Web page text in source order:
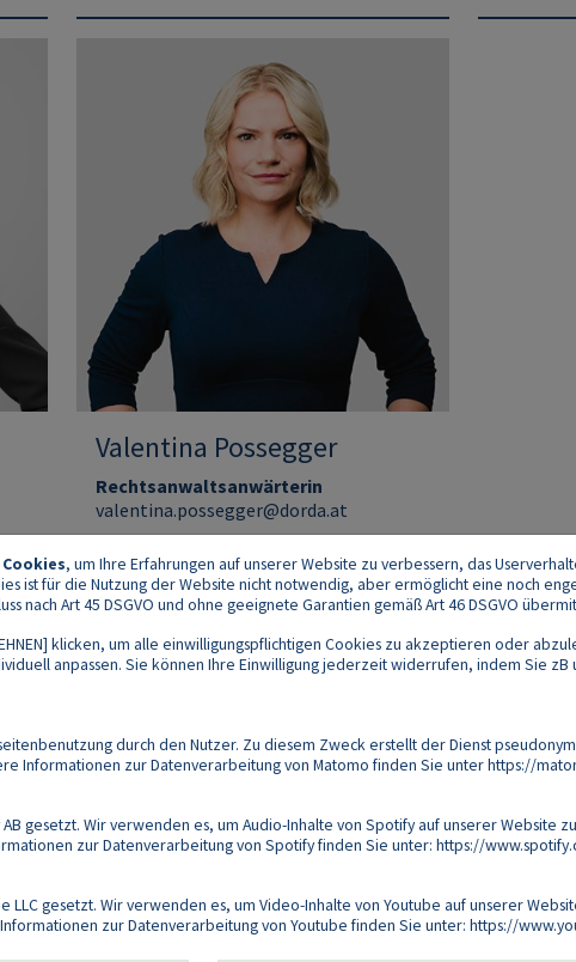
Valentina Possegger
Rechtsanwaltsanwärterin
valentina.possegger@dorda.at
Cookies, um Ihre Erfahrungen auf unserer Website zu verbessern, das
ist für die Nutzung der Website nicht notwendig, aber ermöglicht eine noch
nach Art 45 DSGVO und ohne geeignete Garantien gemäß Art 46 DSGVO
klicken, um alle einwilligungspflichtigen Cookies zu akzeptieren oder
anpassen. Sie können Ihre Einwilligung jederzeit widerrufen, indem Sie
durch den Nutzer. Zu diesem Zweck erstellt der Dienst
Informationen zur Datenverarbeitung von Matomo finden Sie unterhttps://
gesetzt. Wir verwenden es, um Audio-Inhalte von Spotify auf unserer
zur Datenverarbeitung von Spotify finden Sie unter: https://
LLC gesetzt. Wir verwenden es, um Video-Inhalte von Youtube auf unserer
zur Datenverarbeitung von Youtube finden Sie unter: https://
Follow us on:
Copyright 2026